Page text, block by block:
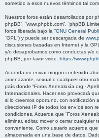
sometido a esos nuevos términos tal
Nuestros foros están desarrollados por
phpBB”, “www.phpbb.com”, “phpBB
foros liberada bajo la “GNU General
“GPL”) y puede ser descargada de
discusiones basadas en Internet y la
y/o desaprobamos como conductas y/o
phpBB, por favor visite: https://
Acuerda no enviar ningun contenido
amenazante, sexual o cualquier otro
país donde “Foros Xenealoxía.org -
Internacionales. Hacer eso provocará
si lo creemos oportuno, con notificación
direcciones IP de todos los envíos son
condiciones. Acuerda que “Foros
eliminar, editar, mover o cerrar cualquier
conveniente. Como usuario acuerda
almacenada en una base de datos.